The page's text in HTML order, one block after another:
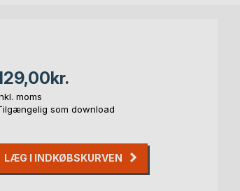
moms
som download
LÆG I INDKØBSKURVEN